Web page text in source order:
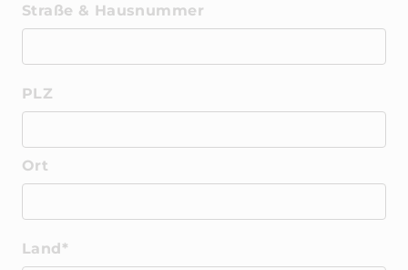
Straße & Hausnummer
PLZ
Ort
Land*